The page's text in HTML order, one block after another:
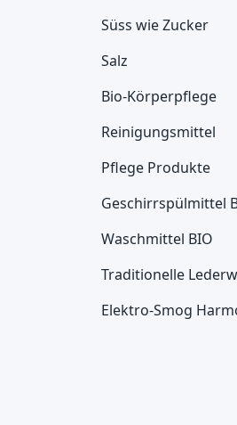
Süss wie Zucker
Salz
Bio-Körperpflege
Reinigungsmittel
Pflege Produkte
Geschirrspülmittel
Waschmittel BIO
Traditionelle
Elektro-Smog